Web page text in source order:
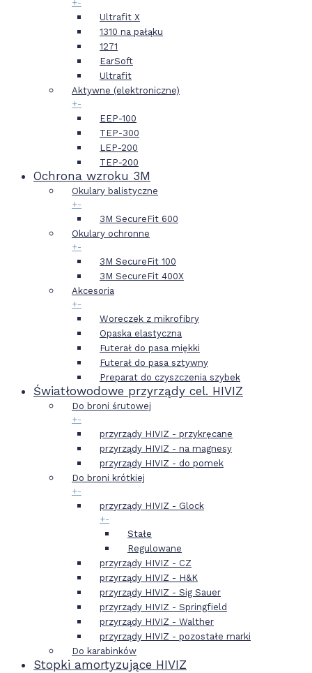
+-
Ultrafit X
1310 na pałąku
1271
EarSoft
Ultrafit
Aktywne (elektroniczne)
+-
EEP-100
TEP-300
LEP-200
TEP-200
Ochrona wzroku 3M
Okulary balistyczne
+-
3M SecureFit 600
Okulary ochronne
+-
3M SecureFit 100
3M SecureFit 400X
Akcesoria
+-
Woreczek z mikrofibry
Opaska elastyczna
Futerał do pasa miękki
Futerał do pasa sztywny
Preparat do czyszczenia szybek
Światłowodowe przyrządy cel. HIVIZ
Do broni śrutowej
+-
przyrządy HIVIZ - przykręcane
przyrządy HIVIZ - na magnesy
przyrządy HIVIZ - do pomek
Do broni krótkiej
+-
przyrządy HIVIZ - Glock
+-
Stałe
Regulowane
przyrządy HIVIZ - CZ
przyrządy HIVIZ - H&K
przyrządy HIVIZ - Sig Sauer
przyrządy HIVIZ - Springfield
przyrządy HIVIZ - Walther
przyrządy HIVIZ - pozostałe marki
Do karabinków
Stopki amortyzujące HIVIZ